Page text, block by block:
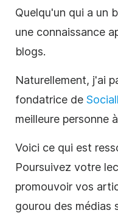
Quelqu'un qui a un
une connaissance
blogs.
Naturellement, j'ai
fondatrice de
meilleure personne
Voici ce qui est
Poursuivez votre
promouvoir vos
gourou des médias